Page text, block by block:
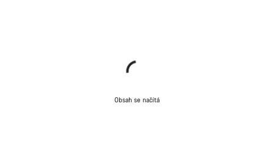
Obsah se načítá